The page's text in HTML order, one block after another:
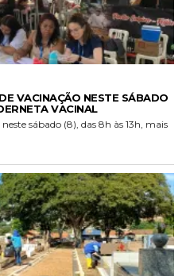
VACINAÇÃO NESTE SÁBADO
VACINAL
sábado (8), das 8h às 13h, mais